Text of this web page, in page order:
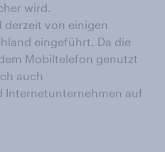
wird.
derzeit von einigen
eingeführt. Da die
Mobiltelefon genutzt
auch
Internetunternehmen auf